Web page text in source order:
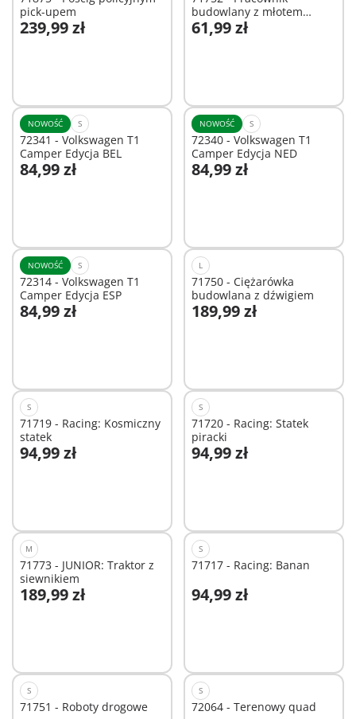
pick-upem
239,99 zł
Dodaj do koszyka
budowlany z młotem
pneumatycznym
61,99 zł
Dodaj do koszyka
NOWOŚĆ S
72341 - Volkswagen T1
Camper Edycja BEL
84,99 zł
Dodaj do koszyka
NOWOŚĆ S
72340 - Volkswagen T1
Camper Edycja NED
84,99 zł
Dodaj do koszyka
NOWOŚĆ S
72314 - Volkswagen T1
Camper Edycja ESP
84,99 zł
Dodaj do koszyka
L
71750 - Ciężarówka
budowlana z dźwigiem
189,99 zł
Dodaj do koszyka
S
71719 - Racing: Kosmiczny
statek
94,99 zł
Dodaj do koszyka
S
71720 - Racing: Statek
piracki
94,99 zł
Dodaj do koszyka
M
71773 - JUNIOR: Traktor z
siewnikiem
189,99 zł
Dodaj do koszyka
S
71717 - Racing: Banan
94,99 zł
Dodaj do koszyka
S
71751 - Roboty drogowe
S
72064 - Terenowy quad